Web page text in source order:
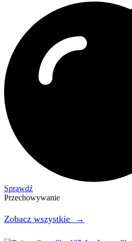
Sprawdź
Przechowywanie
Zobacz wszystkie →